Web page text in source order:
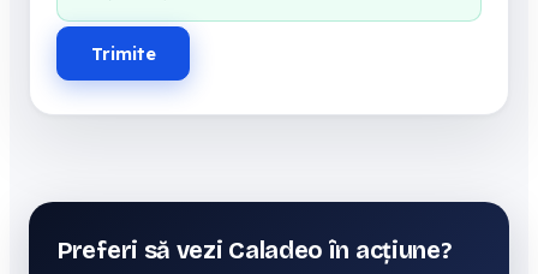
Trimite
Preferi să vezi Caladeo în acțiune?